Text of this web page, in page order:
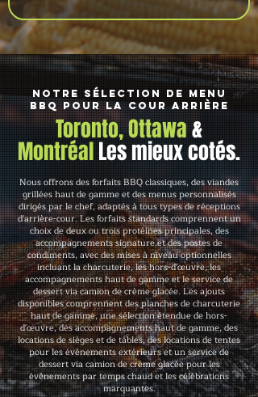
Notre sélection de menu
BBQ pour la cour arrière
Toronto, Ottawa&
MontréalLes mieux cotés.
Nous offrons des forfaits BBQ classiques, des viandes
grillées haut de gamme et des menus personnalisés
dirigés par le chef, adaptés à tous types de réceptions
d'arrière-cour. Les forfaits standards comprennent un
choix de deux ou trois protéines principales, des
accompagnements signature et des postes de
condiments, avec des mises à niveau optionnelles
incluant la charcuterie, les hors-d'œuvre, les
accompagnements haut de gamme et le service de
dessert via camion de crème glacée. Les ajouts
disponibles comprennent des planches de charcuterie
haut de gamme, une sélection étendue de hors-
d'œuvre, des accompagnements haut de gamme, des
locations de sièges et de tables, des locations de tentes
pour les événements extérieurs et un service de
dessert via camion de crème glacée pour les
événements par temps chaud et les célébrations
marquantes.